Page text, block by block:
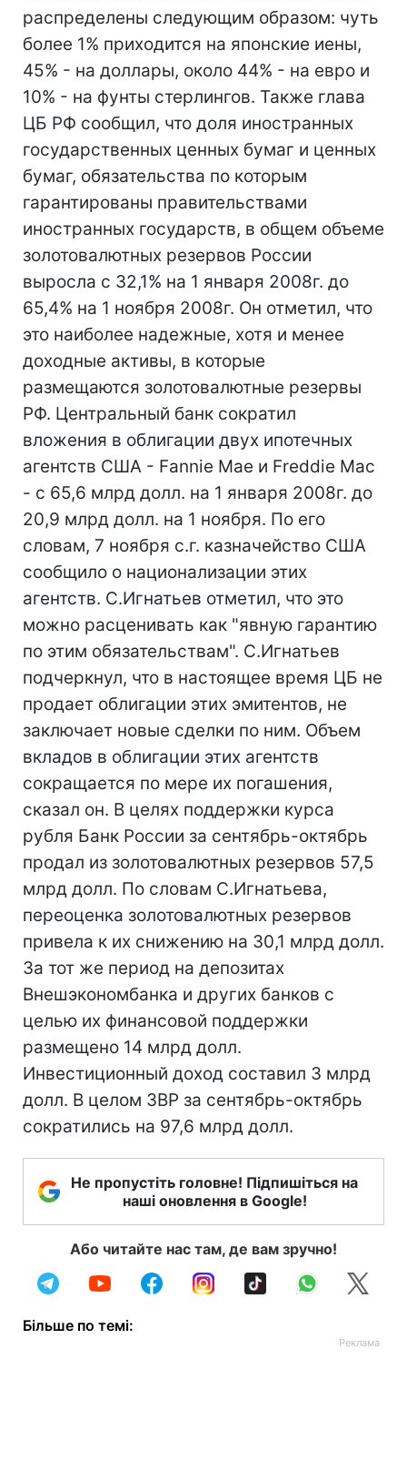
распределены следующим образом: чуть
более 1% приходится на японские иены,
45% - на доллары, около 44% - на евро и
10% - на фунты стерлингов. Также глава
ЦБ РФ сообщил, что доля иностранных
государственных ценных бумаг и ценных
бумаг, обязательства по которым
гарантированы правительствами
иностранных государств, в общем объеме
золотовалютных резервов России
выросла с 32,1% на 1 января 2008г. до
65,4% на 1 ноября 2008г. Он отметил, что
это наиболее надежные, хотя и менее
доходные активы, в которые
размещаются золотовалютные резервы
РФ. Центральный банк сократил
вложения в облигации двух ипотечных
агентств США - Fannie Mae и Freddie Mac
- с 65,6 млрд долл. на 1 января 2008г. до
20,9 млрд долл. на 1 ноября. По его
словам, 7 ноября с.г. казначейство США
сообщило о национализации этих
агентств. С.Игнатьев отметил, что это
можно расценивать как "явную гарантию
по этим обязательствам". С.Игнатьев
подчеркнул, что в настоящее время ЦБ не
продает облигации этих эмитентов, не
заключает новые сделки по ним. Объем
вкладов в облигации этих агентств
сокращается по мере их погашения,
сказал он. В целях поддержки курса
рубля Банк России за сентябрь-октябрь
продал из золотовалютных резервов 57,5
млрд долл. По словам С.Игнатьева,
переоценка золотовалютных резервов
привела к их снижению на 30,1 млрд долл.
За тот же период на депозитах
Внешэкономбанка и других банков с
целью их финансовой поддержки
размещено 14 млрд долл.
Инвестиционный доход составил 3 млрд
долл. В целом ЗВР за сентябрь-октябрь
сократились на 97,6 млрд долл.
Не пропустіть головне! Підпишіться на
наші оновлення в Google!
Або читайте нас там, де вам зручно!
Більше по темі: